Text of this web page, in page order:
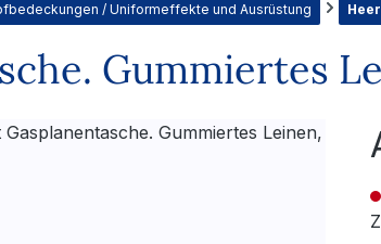
/ Uniformeffekte und Ausrüstung
Gummiertes